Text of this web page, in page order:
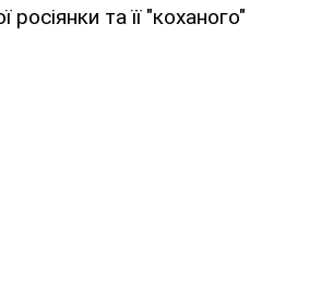
росіянки та її "коханого"